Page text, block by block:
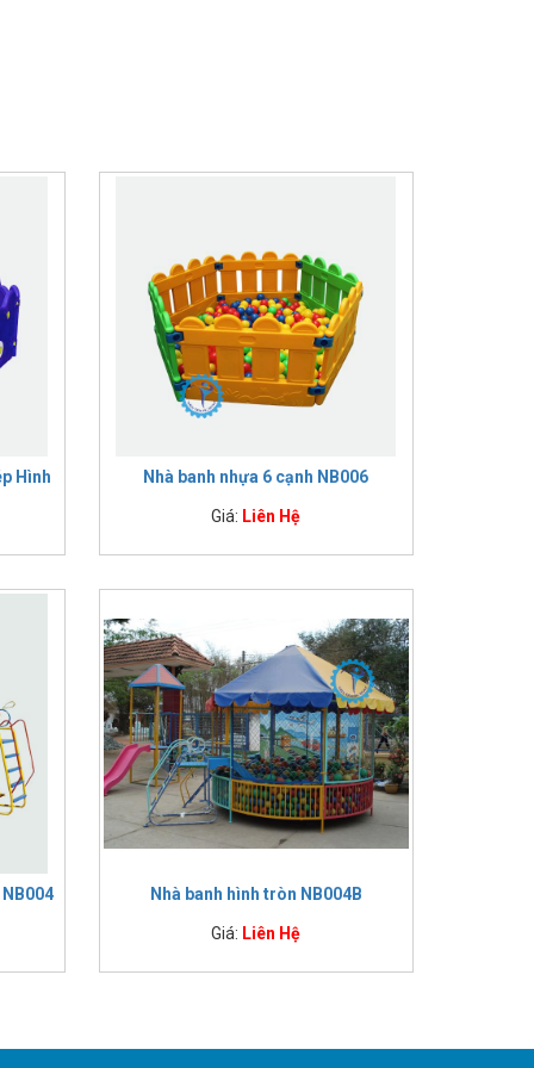
Hình Nhà banh nhựa 6 cạnh NB006
Giá: Liên Hệ
Nhà banh hình tròn NB004B
Giá: Liên Hệ